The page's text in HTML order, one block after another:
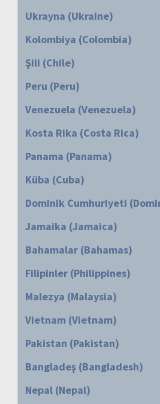
Ukrayna (Ukraine)
Kolombiya (Colombia)
Şili (Chile)
Peru (Peru)
Venezuela (Venezuela)
Kosta Rika (Costa Rica)
Panama (Panama)
Küba (Cuba)
Dominik Cumhuriyeti
Jamaika (Jamaica)
Bahamalar (Bahamas)
Filipinler (Philippines)
Malezya (Malaysia)
Vietnam (Vietnam)
Pakistan (Pakistan)
Bangladeş (Bangladesh)
Nepal (Nepal)